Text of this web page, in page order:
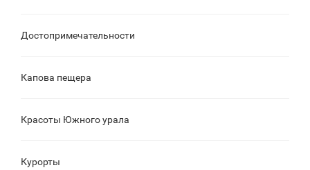
Достопримечательности
Капова пещера
Красоты Южного урала
Курорты